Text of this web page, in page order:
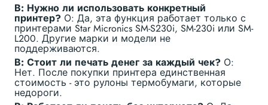
В: Нужно ли использовать конкретный
принтер? О: Да, эта функция работает только с
принтерами Star Micronics SM-S230i, SM-230i или SM-
L200. Другие марки и модели не
поддерживаются.
В: Стоит ли печать денег за каждый чек? О:
Нет. После покупки принтера единственная
стоимость - это рулоны термобумаги, которые
недороги.